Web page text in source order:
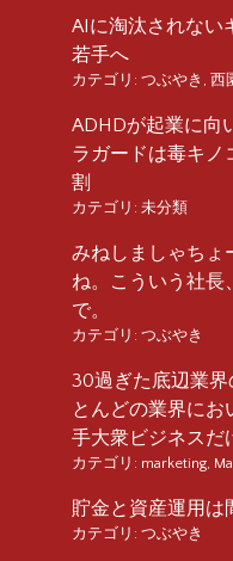
AIに淘汰されない
若手へ
カテゴリ: つぶやき 西
ADHDが起業に向
ラガードは毒キノ
割
カテゴリ: 未分類
みねしましゃちょ
ね。こういう社長
で。
カテゴリ: つぶやき
30過ぎた底辺業
とんどの業界にお
手大衆ビジネスだ
カテゴリ: marketing
貯金と資産運用は
カテゴリ: つぶやき